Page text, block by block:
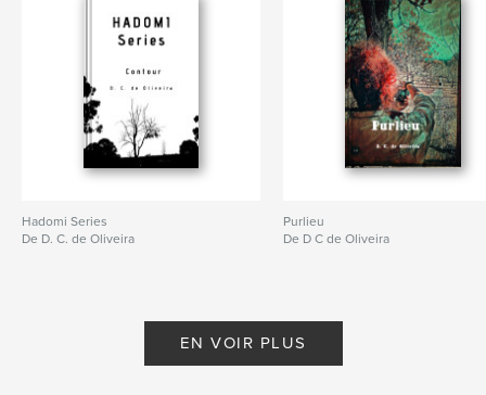
Hadomi Series
De D. C. de Oliveira
Purlieu
De D C de Oliveira
EN VOIR PLUS